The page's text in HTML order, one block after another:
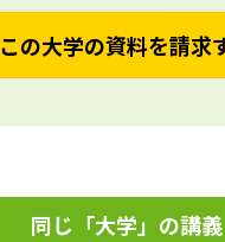
この大学の資料を請求
同じ「大学」の講義